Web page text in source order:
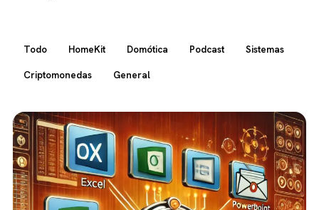
Todo HomeKit Domótica Podcast
Sistemas
Criptomonedas
General